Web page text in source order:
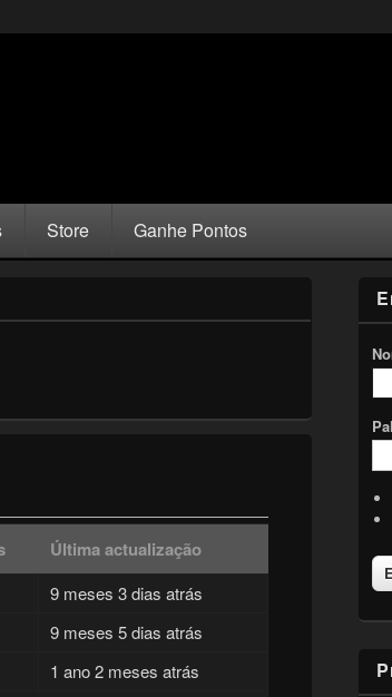
Store Ganhe Pontos
Última actualização
9 meses 3 dias atrás
9 meses 5 dias atrás
1 ano 2 meses atrás